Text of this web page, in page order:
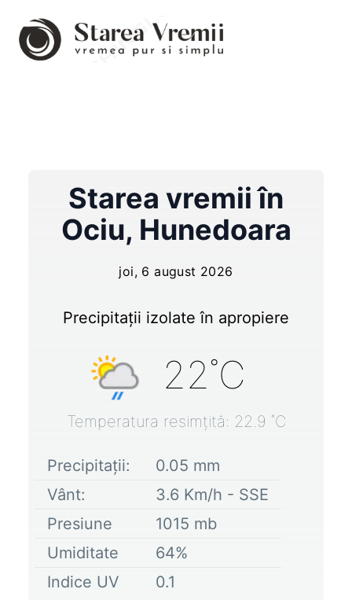
Starea vremii în
Ociu, Hunedoara
joi, 6 august 2026
Precipitații izolate în apropiere
22˚C
Temperatura resimțită: 22.9 ˚C
Precipitații: 0.05 mm
Vânt:
3.6 Km/h - SSE
Presiune
1015 mb
Umiditate
64%
Indice UV
0.1